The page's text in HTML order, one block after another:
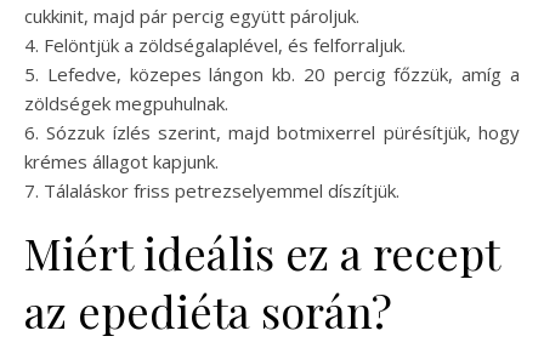
cukkinit, majd pár percig együtt pároljuk.
4. Felöntjük a zöldségalaplével, és felforraljuk.
5. Lefedve, közepes lángon kb. 20 percig főzzük, amíg a
zöldségek megpuhulnak.
6. Sózzuk ízlés szerint, majd botmixerrel pürésítjük, hogy
krémes állagot kapjunk.
7. Tálaláskor friss petrezselyemmel díszítjük.
Miért ideális ez a recept
az epediéta során?